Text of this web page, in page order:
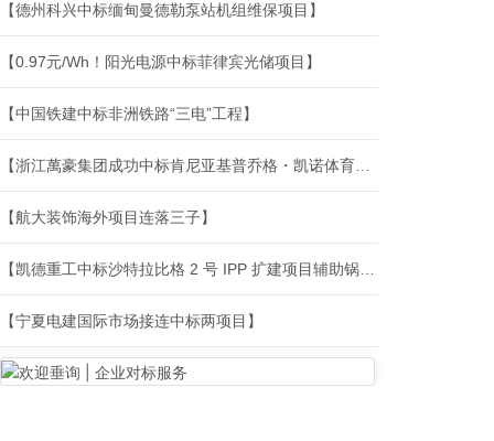
【德州科兴中标缅甸曼德勒泵站机组维保项目】
【0.97元/Wh！阳光电源中标菲律宾光储项目】
【中国铁建中标非洲铁路“三电”工程】
【浙江萬豪集团成功中标肯尼亚基普乔格・凯诺体育场项目】
【航大装饰海外项目连落三子】
【凯德重工中标沙特拉比格 2 号 IPP 扩建项目辅助锅炉成套项目】
【宁夏电建国际市场接连中标两项目】